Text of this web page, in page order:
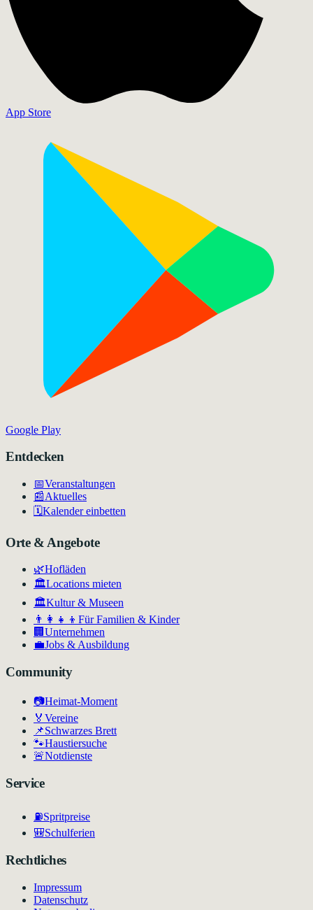
App Store
Google Play
Entdecken
📅Veranstaltungen
📰Aktuelles
🗓️Kalender einbetten
Orte & Angebote
🌿Hofläden
🏛️Locations mieten
🏛Kultur & Museen
👨‍👩‍👧‍👦 Für Familien & Kinder
🏢 Unternehmen
💼Jobs & Ausbildung
Community
📷Heimat-Moment
🏅 Vereine
📌Schwarzes Brett
🐾Haustiersuche
🚨Notdienste
Service
⛽Spritpreise
🎒Schulferien
Rechtliches
Impressum
Datenschutz